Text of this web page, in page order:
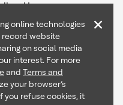
Us
Inc
online technologies
record website
on social media
interest. For more
and Terms and
your browser’s
you refuse cookies, it
×